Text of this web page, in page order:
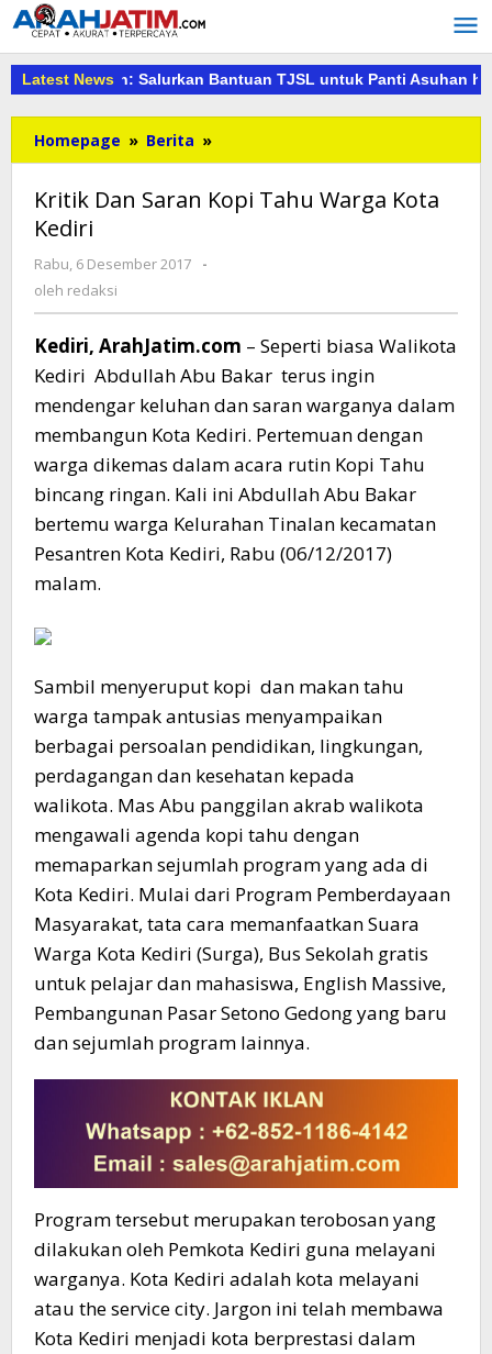
Lewati
ke
konten
Latest News
7 Madiun: Salurkan Bantuan TJSL untuk Panti Asuhan hingga
Homepage » Berita »
Dan
Kopi
Kritik Dan Saran Kopi Tahu Warga Kota
Kediri
Rabu, 6 Desember 2017
oleh
-
oleh redaksi
Kediri, ArahJatim.com – Seperti biasa Walikota
Kediri Abdullah Abu Bakar terus ingin
mendengar keluhan dan saran warganya dalam
membangun Kota Kediri. Pertemuan dengan
warga dikemas dalam acara rutin Kopi Tahu
bincang ringan. Kali ini Abdullah Abu Bakar
bertemu warga Kelurahan Tinalan kecamatan
Pesantren Kota Kediri, Rabu (06/12/2017)
malam.
Sambil menyeruput kopi dan makan tahu
warga tampak antusias menyampaikan
berbagai persoalan pendidikan, lingkungan,
perdagangan dan kesehatan kepada
walikota. Mas Abu panggilan akrab walikota
mengawali agenda kopi tahu dengan
memaparkan sejumlah program yang ada di
Kota Kediri. Mulai dari Program Pemberdayaan
Masyarakat, tata cara memanfaatkan Suara
Warga Kota Kediri (Surga), Bus Sekolah gratis
untuk pelajar dan mahasiswa, English Massive,
Pembangunan Pasar Setono Gedong yang baru
dan sejumlah program lainnya.
Program tersebut merupakan terobosan yang
dilakukan oleh Pemkota Kediri guna melayani
warganya. Kota Kediri adalah kota melayani
atau the service city. Jargon ini telah membawa
Kota Kediri menjadi kota berprestasi dalam